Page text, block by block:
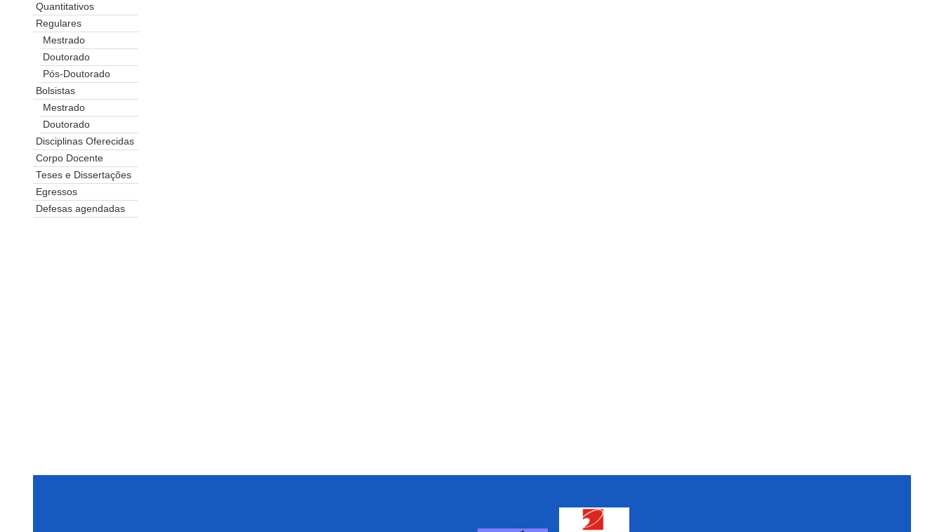
Quantitativos
Regulares
Mestrado
Doutorado
Pós-Doutorado
Bolsistas
Mestrado
Doutorado
Disciplinas Oferecidas
Corpo Docente
Teses e Dissertações
Egressos
Defesas agendadas